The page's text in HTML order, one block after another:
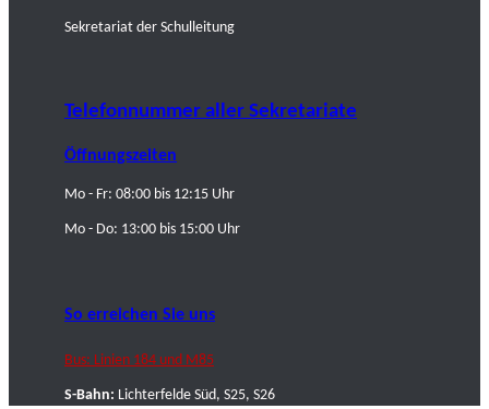
Sekretariat der Schulleitung
Telefonnummer aller Sekretariate
Öffnungszeiten
Mo - Fr: 08:00 bis 12:15 Uhr
Mo - Do: 13:00 bis 15:00 Uhr
So erreichen Sie uns
Bus: Linien 184 und M85
S-Bahn: Lichterfelde Süd, S25, S26